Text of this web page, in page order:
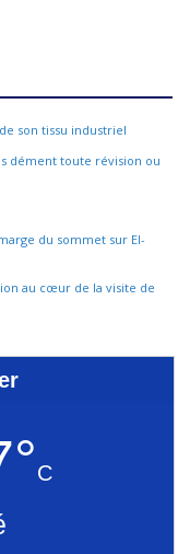
son tissu industriel
dément toute révision ou
du sommet sur El-
au cœur de la visite de
C